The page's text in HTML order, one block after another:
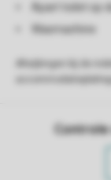
Apart toilet op
Wasmachine